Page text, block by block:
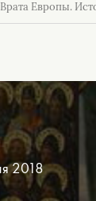
Европы.
2018